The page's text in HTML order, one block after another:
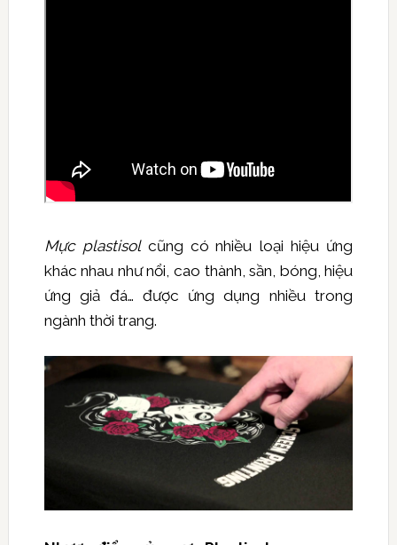
Mực plastisolcũng có nhiều loại hiệu ứng
khác nhau như nổi, cao thành, sần, bóng, hiệu
ứng giả đá… được ứng dụng nhiều trong
ngành thời trang.